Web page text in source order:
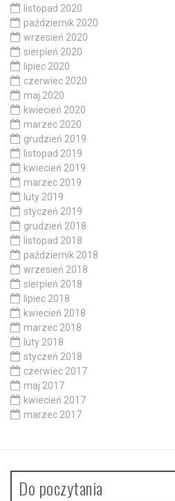
listopad 2020
październik 2020
wrzesień 2020
sierpień 2020
lipiec 2020
czerwiec 2020
maj 2020
kwiecień 2020
marzec 2020
grudzień 2019
listopad 2019
kwiecień 2019
marzec 2019
luty 2019
styczeń 2019
grudzień 2018
listopad 2018
październik 2018
wrzesień 2018
sierpień 2018
lipiec 2018
kwiecień 2018
marzec 2018
luty 2018
styczeń 2018
czerwiec 2017
maj 2017
kwiecień 2017
marzec 2017
Do poczytania